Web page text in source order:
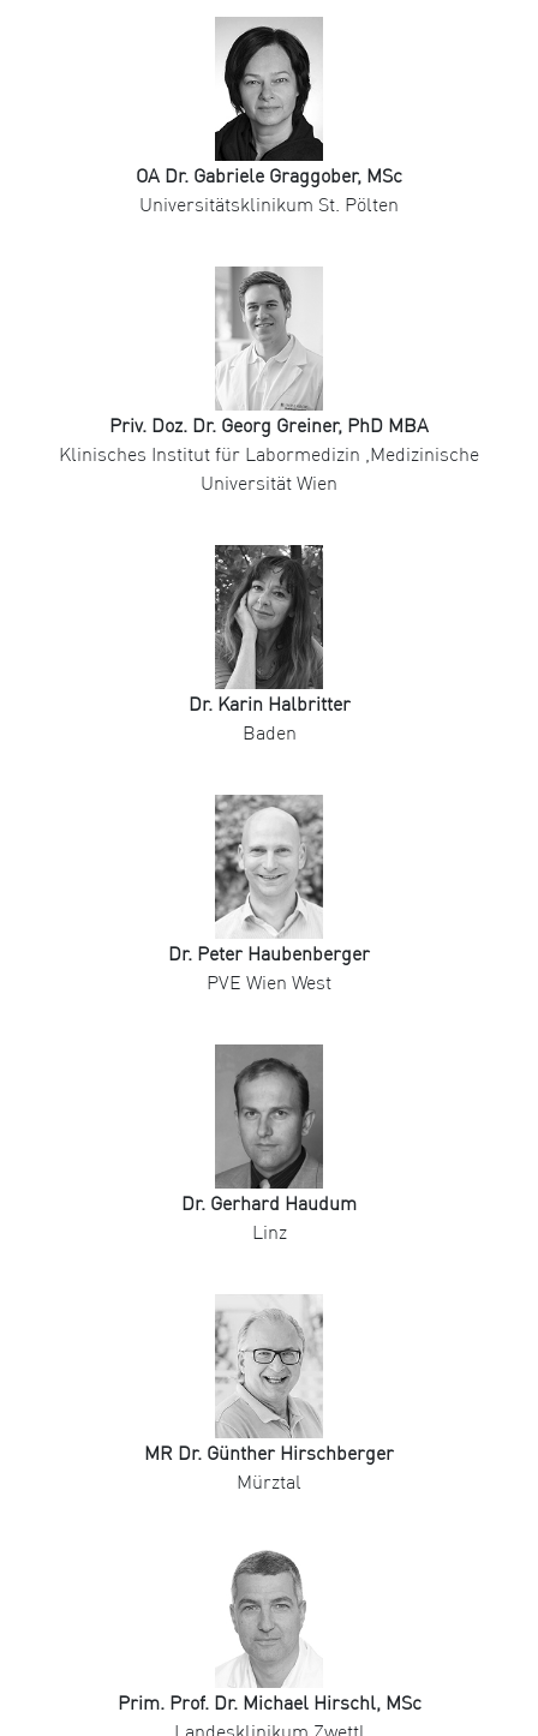
OA Dr. Gabriele Graggober, MSc
Universitätsklinikum St. Pölten
Priv. Doz. Dr. Georg Greiner, PhD MBA
Klinisches Institut für Labormedizin ,Medizinische
Universität Wien
Dr. Karin Halbritter
Baden
Dr. Peter Haubenberger
PVE Wien West
Dr. Gerhard Haudum
Linz
MR Dr. Günther Hirschberger
Mürztal
Prim. Prof. Dr. Michael Hirschl, MSc